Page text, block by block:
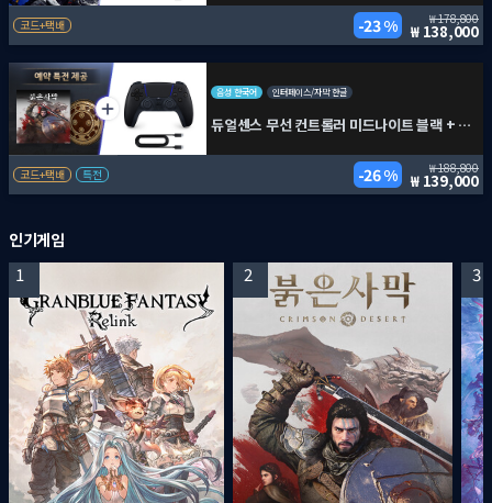
코드+택배 23 % 178,800
138,000
음성 한국어 인터페이스/자막 한글
듀얼센스 무선 컨트롤러 미드나이트 블랙 + PC용 USB 케이블 + 붉은사막
코드+택배 특전 26 % 188,800
139,000
인기게임
1 2 3